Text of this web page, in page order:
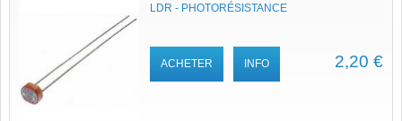
LDR - PHOTORÉSISTANCE
2,20 €
ACHETER INFO